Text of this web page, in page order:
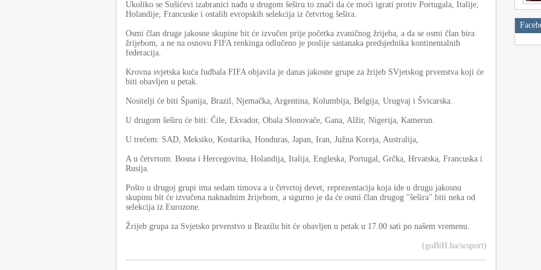
Ukoliko se Sušićevi izabranici nađu u drugom šeširu to znači da će moći igrati protiv Portugala, Italije,
Holandije, Francuske i ostalih evropskih selekcija iz četvrtog šešira.
Osmi član druge jakosne skupine bit će izvučen prije početka zvaničnog žrijeba, a da se osmi član bira
žrijebom, a ne na osnovu FIFA renkinga odlučeno je poslije sastanaka predsjednika kontinentalnih
federacija.
Krovna svjetska kuća fudbala FIFA objavila je danas jakosne grupe za žrijeb SVjetskog prvenstva koji će
biti obavljen u petak.
Nositelji će biti Španija, Brazil, Njemačka, Argentina, Kolumbija, Belgija, Urugvaj i Švicarska.
U drugom šeširu će biti: Čile, Ekvador, Obala Slonovače, Gana, Alžir, Nigerija, Kamerun.
U trećem: SAD, Meksiko, Kostarika, Honduras, Japan, Iran, Južna Koreja, Australija,
A u četvrtom: Bosna i Hercegovina, Holandija, Italija, Engleska, Portugal, Grčka, Hrvatska, Francuska i
Rusija.
Pošto u drugoj grupi ima sedam timova a u četvrtoj devet, reprezentacija koja ide u drugu jakosnu
skupinu bit će izvučena naknadnim žrijebom, a sigurno je da će osmi član drugog ''šešira'' biti neka od
selekcija iz Eurozone.
Žrijeb grupa za Svjetsko prvenstvo u Brazilu bit će obavljen u petak u 17.00 sati po našem vremenu.
(goBiH.ba/scsport)